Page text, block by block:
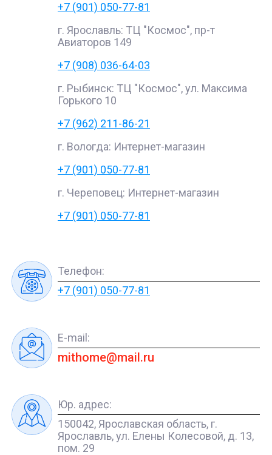
+7 (901) 050-77-81
г. Ярославль: ТЦ "Космос", пр-т
Авиаторов 149
+7 (908) 036-64-03
г. Рыбинск: ТЦ "Космос", ул. Максима
Горького 10
+7 (962) 211-86-21
г. Вологда: Интернет-магазин
+7 (901) 050-77-81
г. Череповец: Интернет-магазин
+7 (901) 050-77-81
Телефон:
+7 (901) 050-77-81
E-mail:
mithome@mail.ru
Юр. адрес:
150042, Ярославская область, г.
Ярославль, ул. Елены Колесовой, д. 13,
пом. 29